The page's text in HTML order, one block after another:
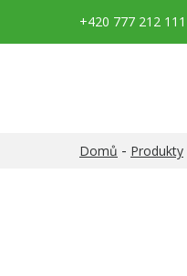
+420 777 212 111
Domů - Produkty